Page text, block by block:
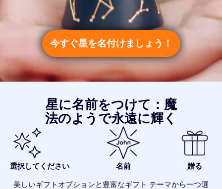
今すぐ星を名付けましょう！
星に名前をつけて：魔
法のようで永遠に輝く
選択してください 名前 贈る
美しいギフトオプションと豊富なギフト テーマから一つ選